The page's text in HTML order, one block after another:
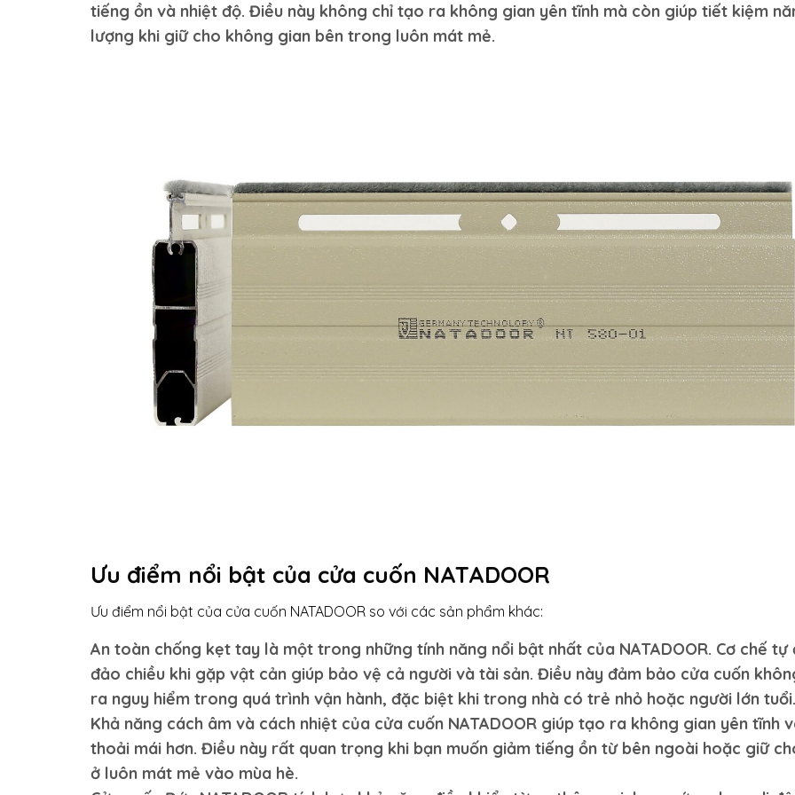
tiếng ồn và nhiệt độ. Điều này không chỉ tạo ra không gian yên tĩnh mà còn giúp tiết kiệm
lượng khi giữ cho không gian bên trong luôn mát mẻ.
Ưu điểm nổi bật của cửa cuốn NATADOOR
Ưu điểm nổi bật của cửa cuốn NATADOOR so với các sản phẩm khác:
An toàn chống kẹt tay là một trong những tính năng nổi bật nhất của NATADOOR. Cơ chế tự
đảo chiều khi gặp vật cản giúp bảo vệ cả người và tài sản. Điều này đảm bảo cửa cuốn
ra nguy hiểm trong quá trình vận hành, đặc biệt khi trong nhà có trẻ nhỏ hoặc người lớn tuổi.
Khả năng cách âm và cách nhiệt của cửa cuốn NATADOOR giúp tạo ra không gian yên tĩnh
thoải mái hơn. Điều này rất quan trọng khi bạn muốn giảm tiếng ồn từ bên ngoài hoặc giữ
ở luôn mát mẻ vào mùa hè.